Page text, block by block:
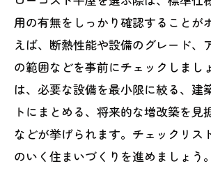
用の有無をしっかり確認することが
えば、断熱性能や設備のグレード、
の範囲などを事前にチェックしまし
は、必要な設備を最小限に絞る、建
トにまとめる、将来的な増改築を見
などが挙げられます。チェックリス
のいく住まいづくりを進めましょう。